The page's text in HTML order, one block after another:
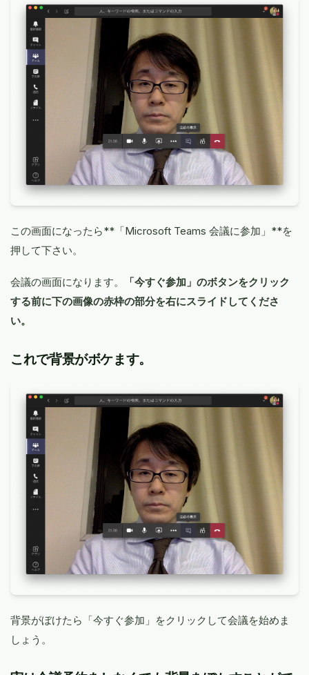
この画面になったら**「Microsoft Teams 会議に参加」**を
押して下さい。
会議の画面になります。
「今すぐ参加」のボタンをクリック
する前に下の画像の赤枠の部分を右にスライドしてくださ
い。
これで背景がボケます。
背景がぼけたら「今すぐ参加」をクリックして会議を始めま
しょう。